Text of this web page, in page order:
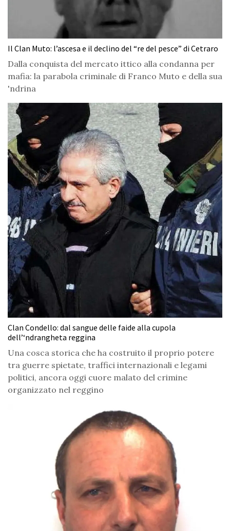
Il Clan Muto: l’ascesa e il declino del “re del pesce” di Cetraro
Dalla conquista del mercato ittico alla condanna per
mafia: la parabola criminale di Franco Muto e della sua
'ndrina
Clan Condello: dal sangue delle faide alla cupola
dell’‘ndrangheta reggina
Una cosca storica che ha costruito il proprio potere
tra guerre spietate, traffici internazionali e legami
politici, ancora oggi cuore malato del crimine
organizzato nel reggino